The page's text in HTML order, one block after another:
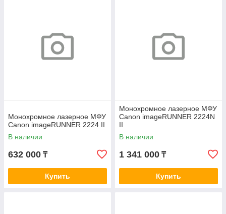
Монохромное лазерное МФУ
Canon imageRUNNER 2224 II
В наличии
632 000 ₸
Купить
Монохромное лазерное МФУ
Canon imageRUNNER 2224N
II
В наличии
1 341 000 ₸
Купить